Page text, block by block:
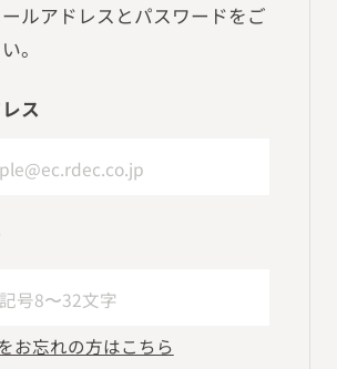
ルアドレスとパスワードをご
。
ス
お忘れの方はこちら